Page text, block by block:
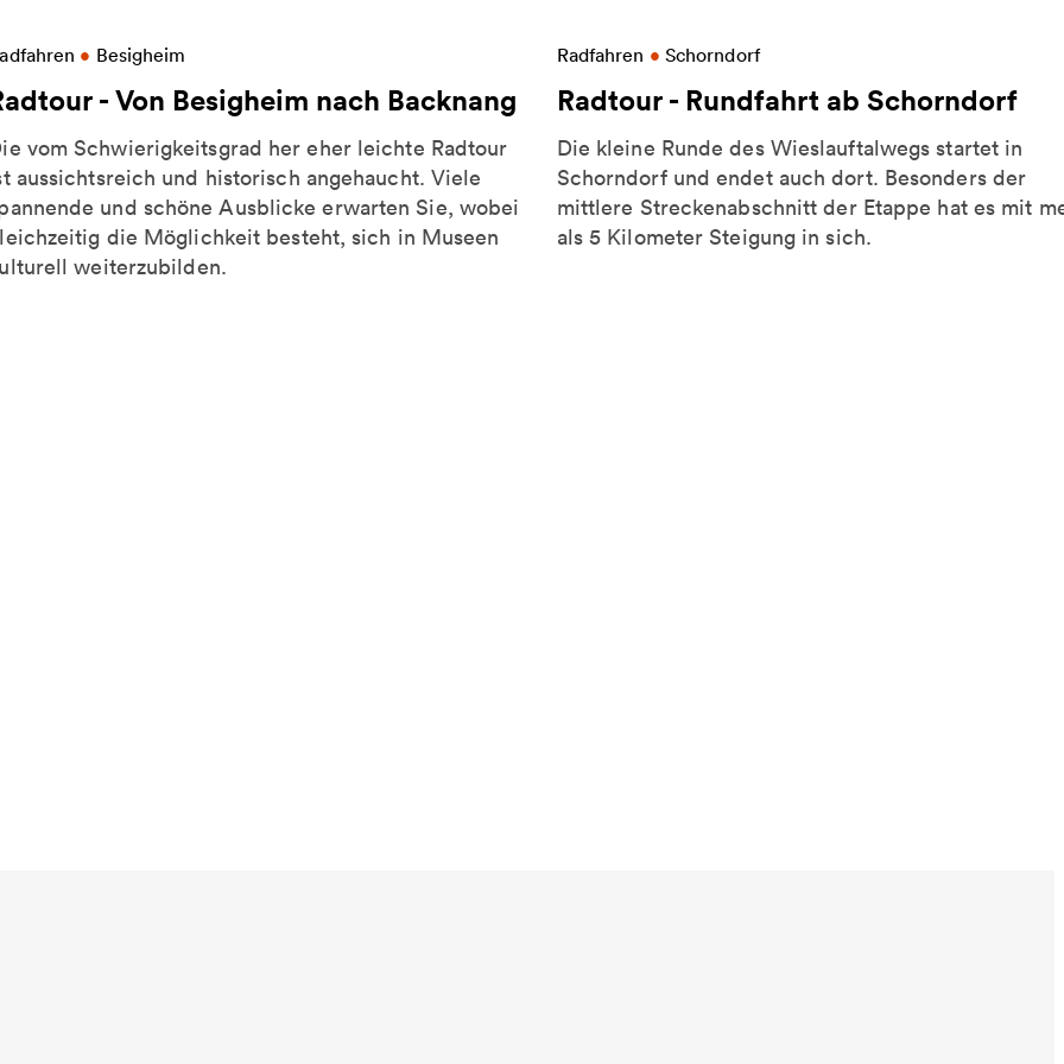
• Besigheim
- Von Besigheim nach Backnang
vom Schwierigkeitsgrad her eher leichte Radtour
aussichtsreich und historisch angehaucht. Viele
und schöne Ausblicke erwarten Sie, wobei
die Möglichkeit besteht, sich in Museen
weiterzubilden.
Informationen zu Radtour - Von Besigheim nach Backnang
Radfahren • Schorndorf
Radtour - Rundfahrt ab Schorndorf
Die kleine Runde des Wieslauftalwegs startet in
Schorndorf und endet auch dort. Besonders der
mittlere Streckenabschnitt der Etappe hat es mit
als 5 Kilometer Steigung in sich.
Weitere Informationen zu Radtour - Rundfahrt ab